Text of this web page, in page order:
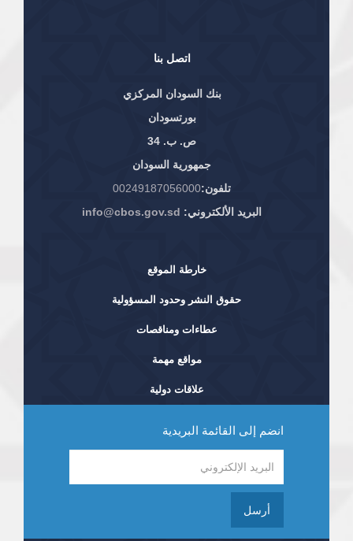
اتصل بنا
بنك السودان المركزي
بورتسودان
ص. ب. 34
جمهورية السودان
تلفون:00249187056000
البريد الألكتروني: info@cbos.gov.sd
خارطة الموقع
حقوق النشر وحدود المسؤولية
عطاءات ومناقصات
مواقع مهمة
علاقات دولية
انضم إلى القائمة البريدية
أرسل